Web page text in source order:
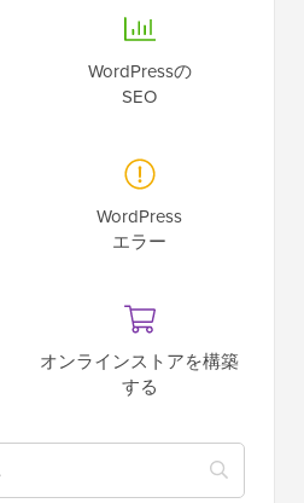
WordPressの
SEO
WordPress
エラー
オンラインストアを構築
する